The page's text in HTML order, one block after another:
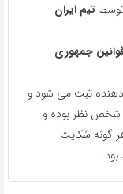
تیم ایران
جمهوری
ثبت می شود و
شخص نظر بوده و
گونه شکایت